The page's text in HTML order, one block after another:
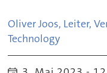
Oliver Joos, Leiter,
Technology